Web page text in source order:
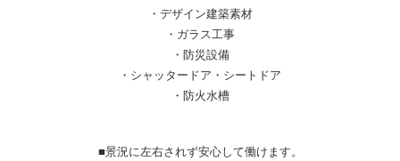
・デザイン建築素材
・ガラス工事
・防災設備
・シャッタードア・シートドア
・防火水槽
■景況に左右されず安心して働けます。